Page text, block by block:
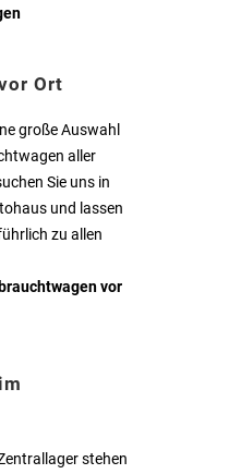
Ort
große Auswahl
aller
Sie uns in
und lassen
zu allen
vor
stehen